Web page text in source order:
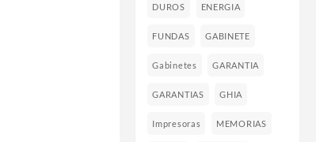
DUROS ENERGIA
FUNDAS GABINETE
Gabinetes GARANTIA
GARANTIAS GHIA
Impresoras MEMORIAS